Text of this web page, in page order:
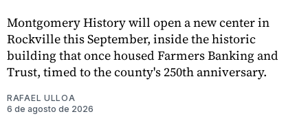
Montgomery History will open a new center in
Rockville this September, inside the historic
building that once housed Farmers Banking and
Trust, timed to the county's 250th anniversary.
RAFAEL ULLOA
6 de agosto de 2026